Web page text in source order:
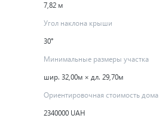
7,82 м
Угол наклона крыши
30°
Минимальные размеры участка
шир. 32,00м × дл. 29,70м
Ориентировочная стоимость дома
2340000 UAH